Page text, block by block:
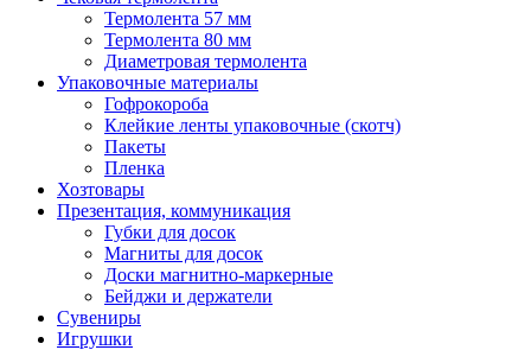
Термолента 57 мм
Термолента 80 мм
Диаметровая термолента
Упаковочные материалы
Гофрокороба
Клейкие ленты упаковочные (скотч)
Пакеты
Пленка
Хозтовары
Презентация, коммуникация
Губки для досок
Магниты для досок
Доски магнитно-маркерные
Бейджи и держатели
Сувениры
Игрушки